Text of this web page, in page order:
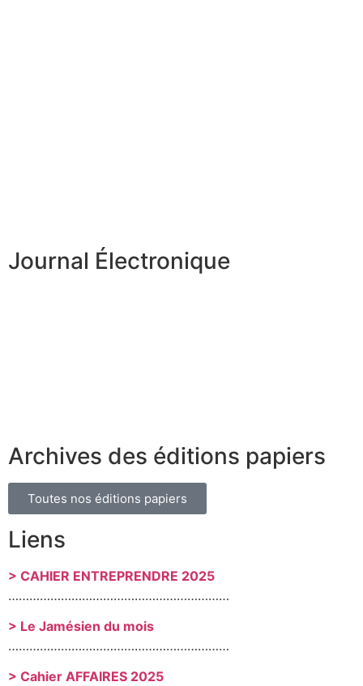
Journal Électronique
Archives des éditions papiers
Toutes nos éditions papiers
Liens
> CAHIER ENTREPRENDRE 2025
………………………………………………………
> Le Jamésien du mois
………………………………………………………
> Cahier AFFAIRES 2025